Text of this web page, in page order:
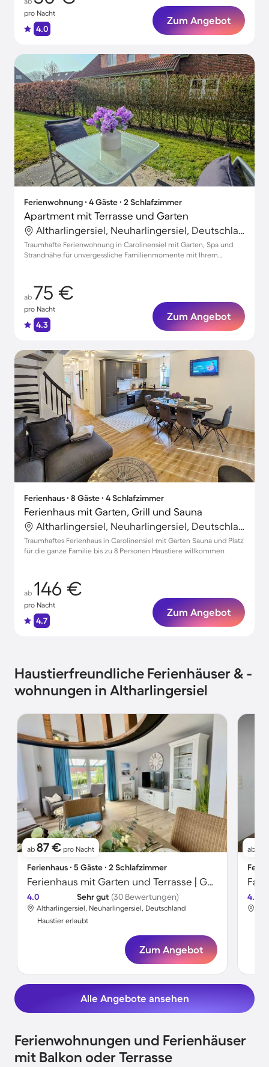
pro Nacht
4.0
Zum Angebot
Ferienwohnung ∙ 4 Gäste ∙ 2 Schlafzimmer
Apartment mit Terrasse und Garten
Altharlingersiel, Neuharlingersiel, Deutschland
Traumhafte Ferienwohnung in Carolinensiel mit Garten, Spa und
Strandnähe für unvergessliche Familienmomente mit Ihrem
ab 75 €
pro Nacht
4.3
Zum Angebot
Ferienhaus ∙ 8 Gäste ∙ 4 Schlafzimmer
Ferienhaus mit Garten, Grill und Sauna
Altharlingersiel, Neuharlingersiel, Deutschland
Traumhaftes Ferienhaus in Carolinensiel mit Garten Sauna und Platz
für die ganze Familie bis zu 8 Personen Haustiere willkommen
ab 146 €
pro Nacht
4.7
Zum Angebot
Haustierfreundliche Ferienhäuser & -
wohnungen in Altharlingersiel
ab 87 € pro Nacht
Ferienhaus ∙ 5 Gäste ∙ 2 Schlafzimmer
Ferienhaus mit Garten und Terrasse | Gartenblick
4.0 Sehr gut (30 Bewertungen)
Altharlingersiel, Neuharlingersiel, Deutschland
Haustier erlaubt
Zum Angebot
ab
4.3
Alle Angebote ansehen
Ferienwohnungen und Ferienhäuser
mit Balkon oder Terrasse